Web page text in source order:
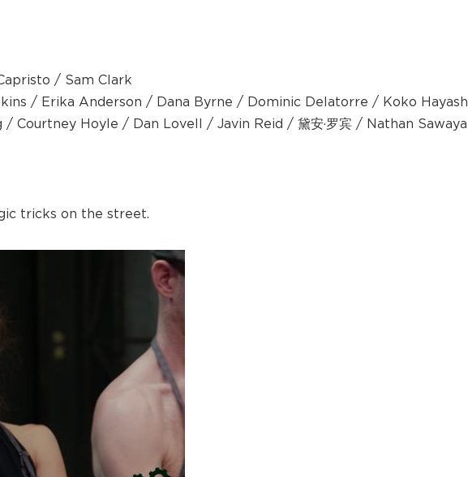
/ Sam Clark
/ Erika Anderson / Dana Byrne / Dominic Delatorre / Koko Hayash
Courtney Hoyle / Dan Lovell / Javin Reid / 黛安·罗宾 / Nathan Sawaya
tricks on the street.